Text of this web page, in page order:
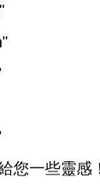
您一些靈感！